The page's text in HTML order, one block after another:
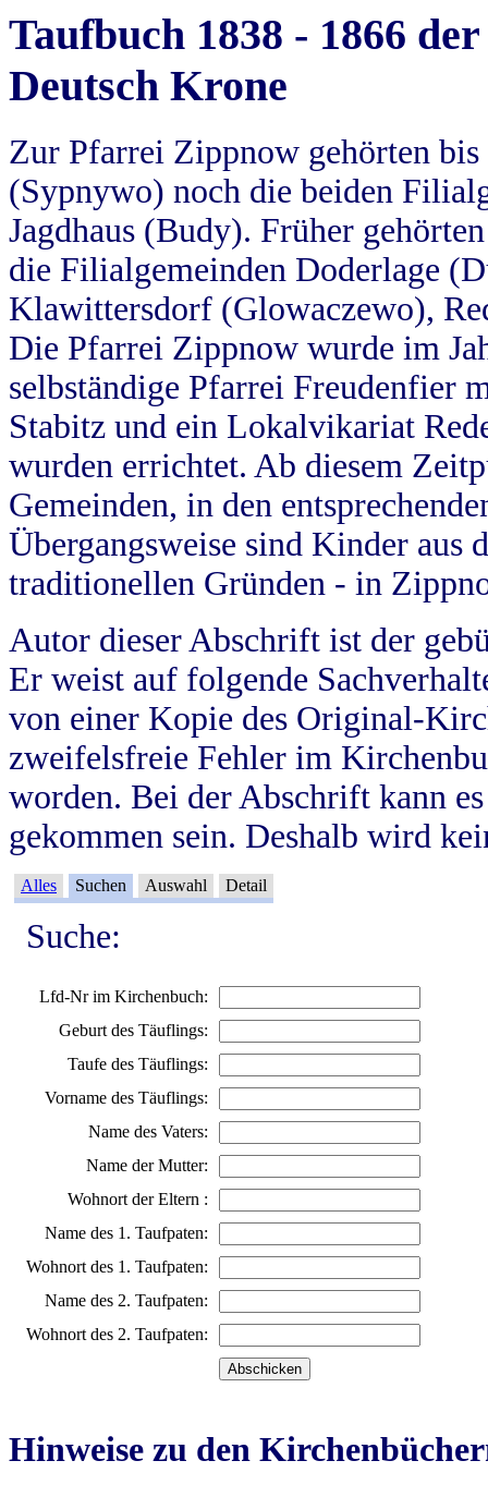
Taufbuch 1838 - 1866
Deutsch Krone
Zur Pfarrei Zippnow gehörten
(Sypnywo) noch die beiden
Jagdhaus (Budy). Früher
die Filialgemeinden Doderlage
Klawittersdorf (Glowaczewo),
Die Pfarrei Zippnow wurde im
selbständige Pfarrei Freudenfier
Stabitz und ein Lokalvikariat
wurden errichtet. Ab diesem
Gemeinden, in den
Übergangsweise sind Kinder aus
traditionellen Gründen - in
Autor dieser Abschrift ist der
Er weist auf folgende
von einer Kopie des Original-
zweifelsfreie Fehler im
worden. Bei der Abschrift kann
gekommen sein. Deshalb wird
Alles Suchen Auswahl Detail
Suche:
Lfd-Nr im Kirchenbuch:
Geburt des Täuflings:
Taufe des Täuflings:
Vorname des Täuflings:
Name des Vaters:
Name der Mutter:
Wohnort der Eltern :
Name des 1. Taufpaten:
Wohnort des 1. Taufpaten:
Name des 2. Taufpaten:
Wohnort des 2. Taufpaten:
Hinweise zu den